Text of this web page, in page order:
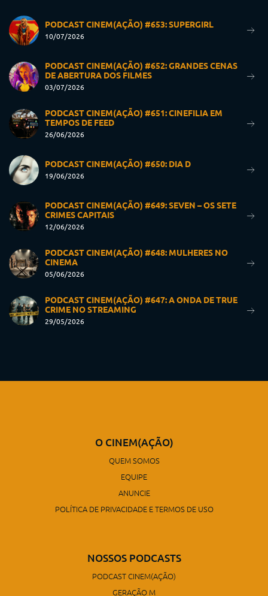
PODCAST CINEM(AÇÃO) #653: SUPERGIRL
10/07/2026
PODCAST CINEM(AÇÃO) #652: GRANDES CENAS
DE ABERTURA DOS FILMES
03/07/2026
PODCAST CINEM(AÇÃO) #651: CINEFILIA EM
TEMPOS DE FEED
26/06/2026
PODCAST CINEM(AÇÃO) #650: DIA D
19/06/2026
PODCAST CINEM(AÇÃO) #649: SEVEN – OS SETE
CRIMES CAPITAIS
12/06/2026
PODCAST CINEM(AÇÃO) #648: MULHERES NO
CINEMA
05/06/2026
PODCAST CINEM(AÇÃO) #647: A ONDA DE TRUE
CRIME NO STREAMING
29/05/2026
O CINEM(AÇÃO)
QUEM SOMOS
EQUIPE
ANUNCIE
POLÍTICA DE PRIVACIDADE E TERMOS DE USO
NOSSOS PODCASTS
PODCAST CINEM(AÇÃO)
GERAÇÃO M